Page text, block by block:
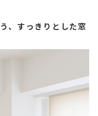
、すっきりとした窓